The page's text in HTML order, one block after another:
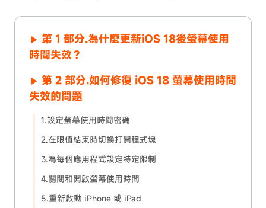
第 1 部分.為什麼更新iOS 18後螢幕使用
時間失效？
第 2 部分.如何修復 iOS 18 螢幕使用時間
失效的問題
1.設定螢幕使用時間密碼
2.在限值結束時切換打開程式塊
3.為每個應用程式設定特定限制
4.關閉和開啟螢幕使用時間
5.重新啟動 iPhone 或 iPad